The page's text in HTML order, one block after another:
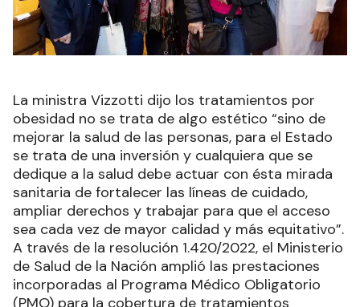
La ministra Vizzotti dijo los tratamientos por
obesidad no se trata de algo estético “sino de
mejorar la salud de las personas, para el Estado
se trata de una inversión y cualquiera que se
dedique a la salud debe actuar con ésta mirada
sanitaria de fortalecer las líneas de cuidado,
ampliar derechos y trabajar para que el acceso
sea cada vez de mayor calidad y más equitativo”.
A través de la resolución 1.420/2022, el Ministerio
de Salud de la Nación amplió las prestaciones
incorporadas al Programa Médico Obligatorio